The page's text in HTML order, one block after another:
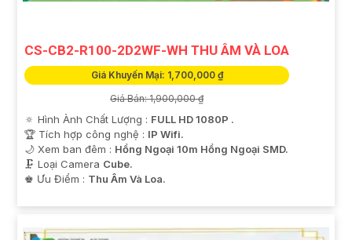
CS-CB2-R100-2D2WF-WH THU ÂM VÀ LOA
Giá Khuyến Mại: 1,700,000 ₫
Giá Bán: 1,900,000 ₫
🔅 Hình Ành Chất Lượng : FULL HD 1080P .
🏆 Tích hợp công nghệ : IP Wifi.
🌙 Xem ban đêm : Hồng Ngoại 10m Hồng Ngoại SMD.
🗜️ Loại Camera Cube.
️♚ Ưu Điểm : Thu Âm Và Loa.